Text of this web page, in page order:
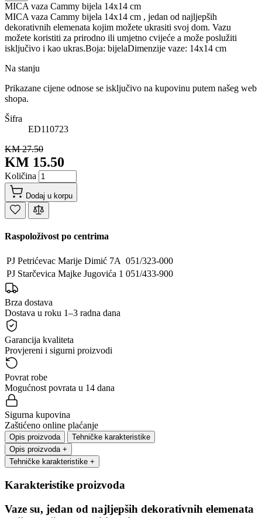
MICA vaza Cammy bijela 14x14 cm
MICA vaza Cammy bijela 14x14 cm , jedan od najljepših
dekorativnih elemenata kojim možete ukrasiti svoj dom. Vazu
možete koristiti za prirodno ili umjetno cvijeće a može poslužiti
isključivo i kao ukras.Boja: bijelaDimenzije vaze: 14x14 cm
Na stanju
Prikazane cijene odnose se isključivo na kupovinu putem našeg web
shopa.
Šifra
ED110723
KM 27.50
KM 15.50
Količina
Dodaj u korpu
Raspoloživost po centrima
PJ Petrićevac Marije Dimić 7A 051/323-000
PJ Starčevica Majke Jugovića 1 051/433-900
Brza dostava
Dostava u roku 1–3 radna dana
Garancija kvaliteta
Provjereni i sigurni proizvodi
Povrat robe
Mogućnost povrata u 14 dana
Sigurna kupovina
Zaštićeno online plaćanje
Opis proizvoda
Tehničke karakteristike
Opis proizvoda +
Tehničke karakteristike +
Karakteristike proizvoda
Vaze su, jedan od najljepših dekorativnih elemenata